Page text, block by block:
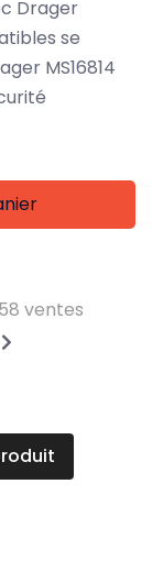
Drager
se
MS16814
ventes